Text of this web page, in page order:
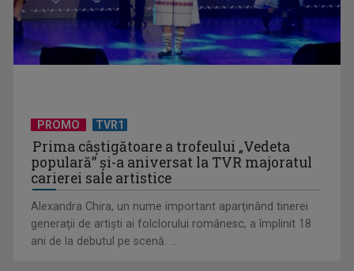
UNTOLD ONE, la Cluj-Napoca | VIDEO
PROMO TVR1
Prima câştigătoare a trofeului „Vedeta
populară” şi-a aniversat la TVR majoratul
carierei sale artistice
Alexandra Chira, un nume important aparţinând tinerei
generaţii de artişti ai folclorului românesc, a împlinit 18
ani de la debutul pe scenă. ...